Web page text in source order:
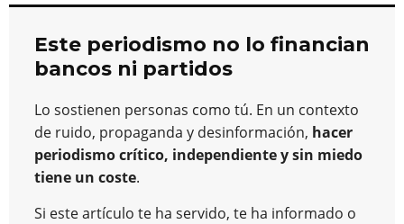
Este periodismo no lo financian
bancos ni partidos
Lo sostienen personas como tú. En un contexto
de ruido, propaganda y desinformación, hacer
periodismo crítico, independiente y sin miedo
tiene un coste.
Si este artículo te ha servido, te ha informado o